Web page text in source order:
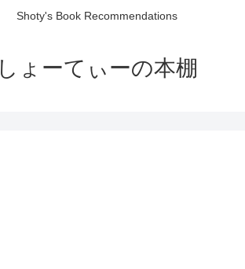
Shoty's Book Recommendations
しょーてぃーの本棚